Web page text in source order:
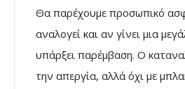
Θα παρέχουμε προσωπικό
αναλογεί και αν γίνει μια
υπάρξει παρέμβαση. Ο
την απεργία, αλλά όχι με